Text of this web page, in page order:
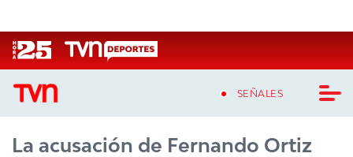
SEÑALES
CASTING MASTERCHEF CHILE
La acusación de Fernando Ortiz